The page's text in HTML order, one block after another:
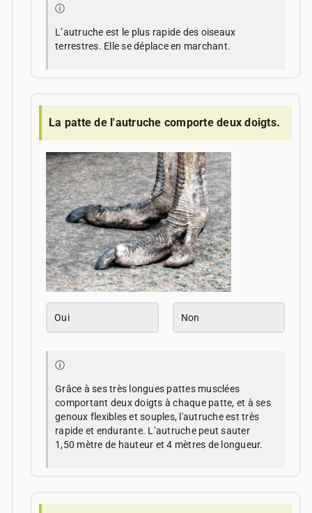
ⓘ
L’autruche est le plus rapide des oiseaux
terrestres. Elle se déplace en marchant.
La patte de l'autruche comporte deux doigts.
Oui Non
ⓘ
Grâce à ses très longues pattes musclées
comportant deux doigts à chaque patte, et à ses
genoux flexibles et souples, l'autruche est très
rapide et endurante. L’autruche peut sauter
1,50 mètre de hauteur et 4 mètres de longueur.